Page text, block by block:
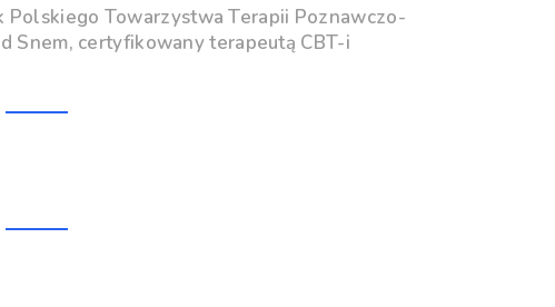
Polskiego Towarzystwa Terapii Poznawczo-
Snem, certyfikowany terapeutą CBT-i